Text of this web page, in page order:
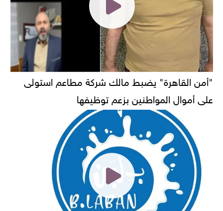
"أمن القاهرة" يضبط مالك شركة مطاعم استولى
على أموال المواطنين بزعم توظيفها